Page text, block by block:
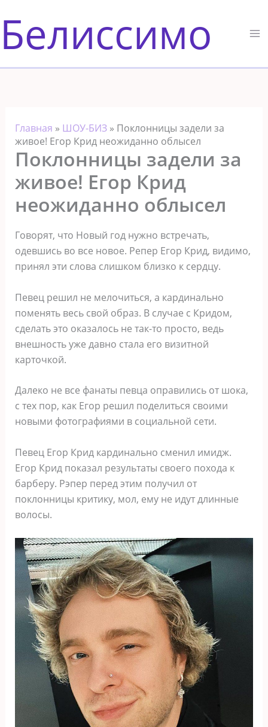
к
содержимому
Белиссимо
Главная » ШОУ-БИЗ» Поклонницы задели за
живое! Егор Крид неожиданно облысел
Поклонницы задели за
живое! Егор Крид
неожиданно облысел
Говорят, что Новый год нужно встречать,
одевшись во все новое. Репер Егор Крид, видимо,
принял эти слова слишком близко к сердцу.
Певец решил не мелочиться, а кардинально
поменять весь свой образ. В случае с Кридом,
сделать это оказалось не так-то просто, ведь
внешность уже давно стала его визитной
карточкой.
Далеко не все фанаты певца оправились от шока,
с тех пор, как Егор решил поделиться своими
новыми фотографиями в социальной сети.
Певец Егор Крид кардинально сменил имидж.
Егор Крид показал результаты своего похода к
барберу. Рэпер перед этим получил от
поклонницы критику, мол, ему не идут длинные
волосы.